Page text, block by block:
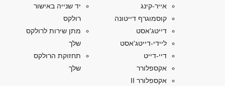
אייר-קינג
קוסמוגרף דייטונה
דייטג'אסט
ליידי-דייטג'אסט
דיי-דייט
אקספלורר
אקספלורר II
יד שנייה באישור
רולקס
מתן שירות לרולקס
שלך
תחזוקת הרולקס
שלך